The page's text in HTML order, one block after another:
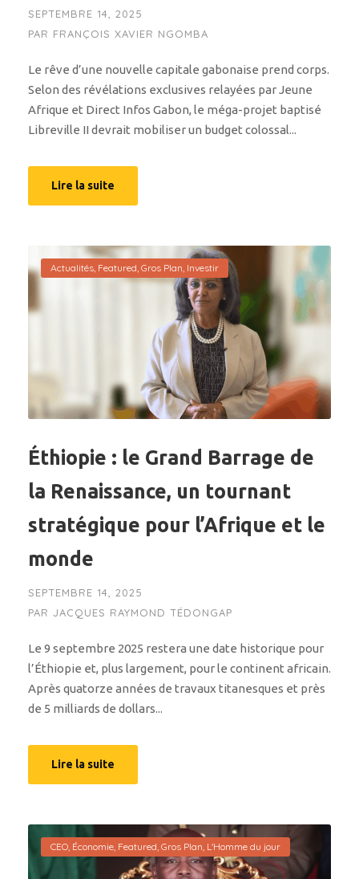
SEPTEMBRE 14, 2025
PAR FRANÇOIS XAVIER NGOMBA
Le rêve d’une nouvelle capitale gabonaise prend corps.
Selon des révélations exclusives relayées par Jeune
Afrique et Direct Infos Gabon, le méga-projet baptisé
Libreville II devrait mobiliser un budget colossal...
Lire la suite
Actualités, Featured, Gros Plan, Investir
Éthiopie : le Grand Barrage de
la Renaissance, un tournant
stratégique pour l’Afrique et le
monde
SEPTEMBRE 14, 2025
PAR JACQUES RAYMOND TÉDONGAP
Le 9 septembre 2025 restera une date historique pour
l’Éthiopie et, plus largement, pour le continent africain.
Après quatorze années de travaux titanesques et près
de 5 milliards de dollars...
Lire la suite
CEO, Économie, Featured, Gros Plan, L'Homme du jour